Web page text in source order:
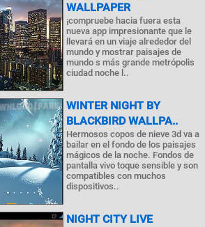
WALLPAPER
¡compruebe hacia fuera esta
nueva app impresionante que le
llevará en un viaje alrededor del
mundo y mostrar paisajes de
mundo s más grande metrópolis
ciudad noche l..
WINTER NIGHT BY
BLACKBIRD WALLPA..
Hermosos copos de nieve 3d va a
bailar en el fondo de los paisajes
mágicos de la noche. Fondos de
pantalla vivo toque sensible y son
compatibles con muchos
dispositivos..
NIGHT CITY LIVE